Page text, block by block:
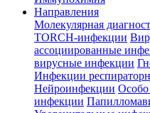
Направления
Молекулярная
TORCH-инфекции
ассоциированные
вирусные инфекции
Инфекции
Нейроинфекции Особо
инфекции